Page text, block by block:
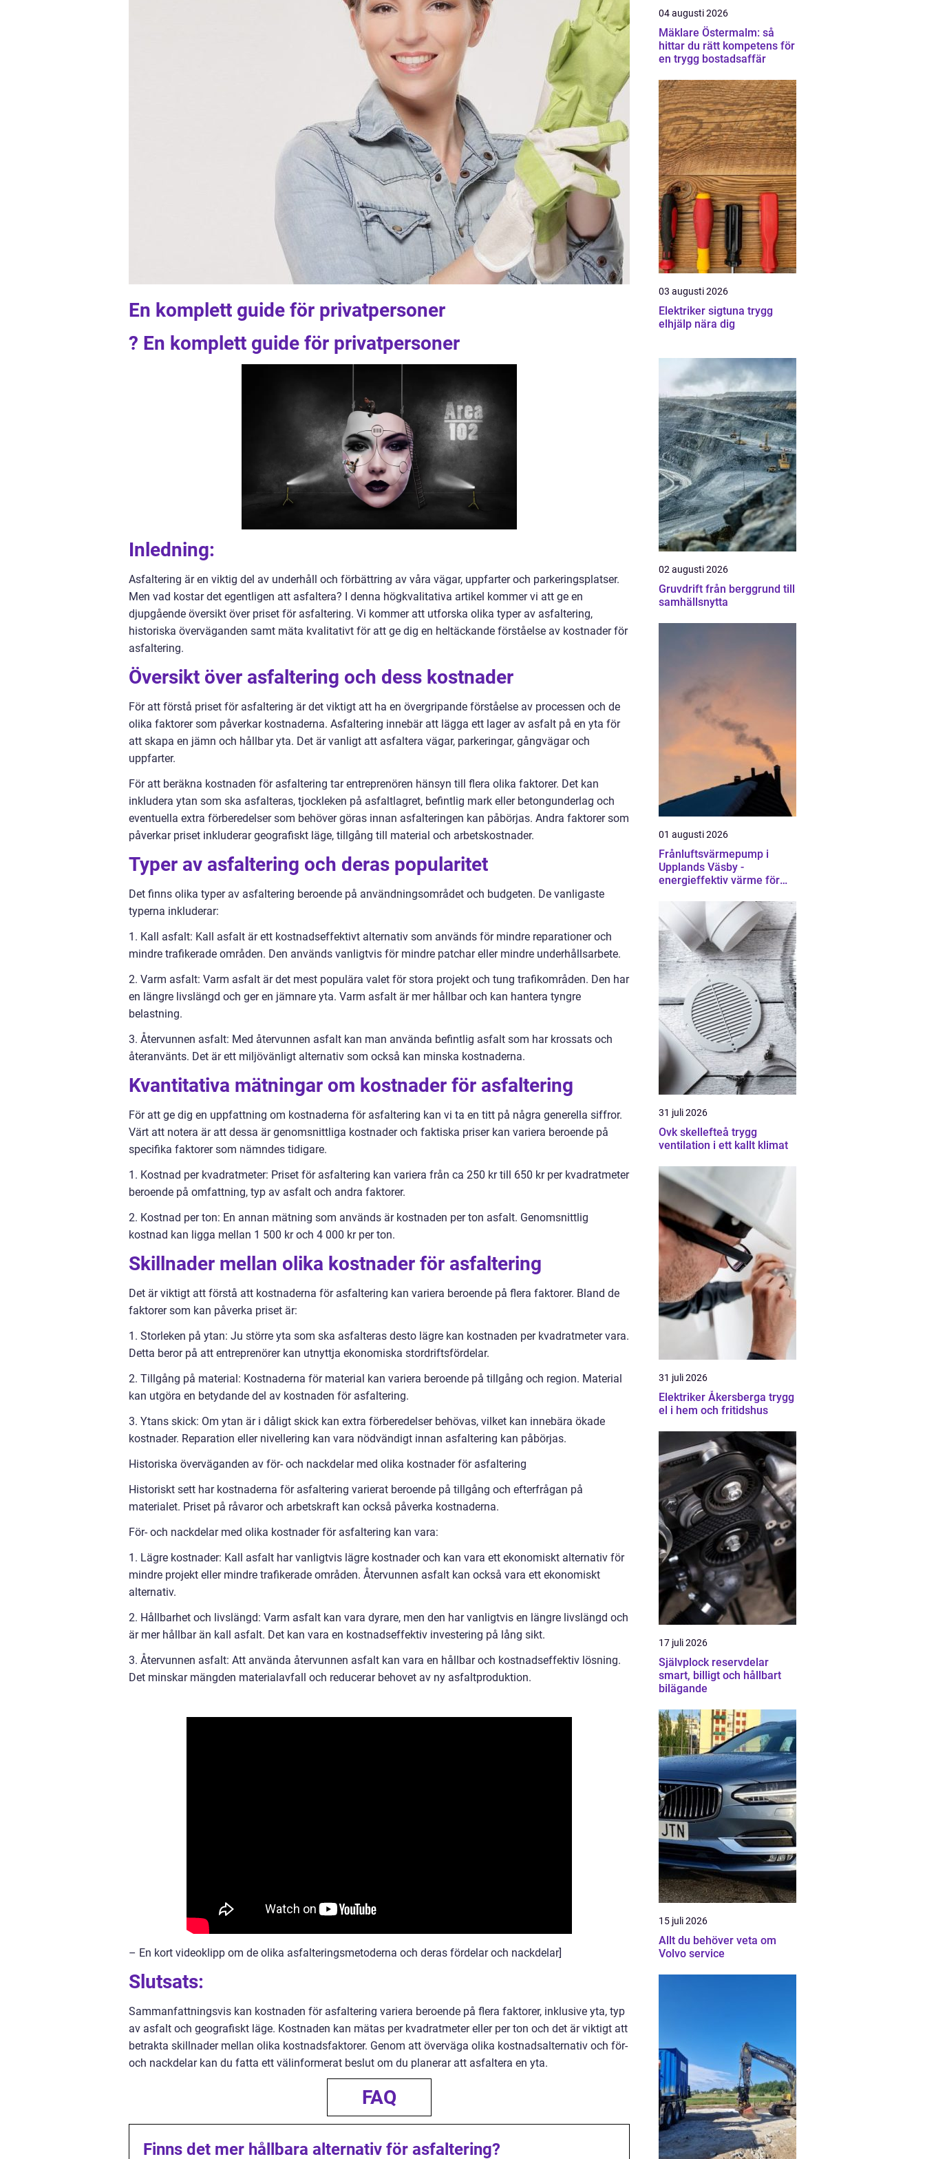
En komplett guide för privatpersoner
? En komplett guide för privatpersoner
Inledning:
Asfaltering är en viktig del av underhåll och förbättring av våra vägar, uppfarter och parkeringsplatser.
Men vad kostar det egentligen att asfaltera? I denna högkvalitativa artikel kommer vi att ge en
djupgående översikt över priset för asfaltering. Vi kommer att utforska olika typer av asfaltering,
historiska överväganden samt mäta kvalitativt för att ge dig en heltäckande förståelse av kostnader för
asfaltering.
Översikt över asfaltering och dess kostnader
För att förstå priset för asfaltering är det viktigt att ha en övergripande förståelse av processen och de
olika faktorer som påverkar kostnaderna. Asfaltering innebär att lägga ett lager av asfalt på en yta för
att skapa en jämn och hållbar yta. Det är vanligt att asfaltera vägar, parkeringar, gångvägar och
uppfarter.
För att beräkna kostnaden för asfaltering tar entreprenören hänsyn till flera olika faktorer. Det kan
inkludera ytan som ska asfalteras, tjockleken på asfaltlagret, befintlig mark eller betongunderlag och
eventuella extra förberedelser som behöver göras innan asfalteringen kan påbörjas. Andra faktorer som
påverkar priset inkluderar geografiskt läge, tillgång till material och arbetskostnader.
Typer av asfaltering och deras popularitet
Det finns olika typer av asfaltering beroende på användningsområdet och budgeten. De vanligaste
typerna inkluderar:
1. Kall asfalt: Kall asfalt är ett kostnadseffektivt alternativ som används för mindre reparationer och
mindre trafikerade områden. Den används vanligtvis för mindre patchar eller mindre underhållsarbete.
2. Varm asfalt: Varm asfalt är det mest populära valet för stora projekt och tung trafikområden. Den har
en längre livslängd och ger en jämnare yta. Varm asfalt är mer hållbar och kan hantera tyngre
belastning.
3. Återvunnen asfalt: Med återvunnen asfalt kan man använda befintlig asfalt som har krossats och
återanvänts. Det är ett miljövänligt alternativ som också kan minska kostnaderna.
Kvantitativa mätningar om kostnader för asfaltering
För att ge dig en uppfattning om kostnaderna för asfaltering kan vi ta en titt på några generella siffror.
Värt att notera är att dessa är genomsnittliga kostnader och faktiska priser kan variera beroende på
specifika faktorer som nämndes tidigare.
1. Kostnad per kvadratmeter: Priset för asfaltering kan variera från ca 250 kr till 650 kr per kvadratmeter
beroende på omfattning, typ av asfalt och andra faktorer.
2. Kostnad per ton: En annan mätning som används är kostnaden per ton asfalt. Genomsnittlig
kostnad kan ligga mellan 1 500 kr och 4 000 kr per ton.
Skillnader mellan olika kostnader för asfaltering
Det är viktigt att förstå att kostnaderna för asfaltering kan variera beroende på flera faktorer. Bland de
faktorer som kan påverka priset är:
1. Storleken på ytan: Ju större yta som ska asfalteras desto lägre kan kostnaden per kvadratmeter vara.
Detta beror på att entreprenörer kan utnyttja ekonomiska stordriftsfördelar.
2. Tillgång på material: Kostnaderna för material kan variera beroende på tillgång och region. Material
kan utgöra en betydande del av kostnaden för asfaltering.
3. Ytans skick: Om ytan är i dåligt skick kan extra förberedelser behövas, vilket kan innebära ökade
kostnader. Reparation eller nivellering kan vara nödvändigt innan asfaltering kan påbörjas.
Historiska överväganden av för- och nackdelar med olika kostnader för asfaltering
Historiskt sett har kostnaderna för asfaltering varierat beroende på tillgång och efterfrågan på
materialet. Priset på råvaror och arbetskraft kan också påverka kostnaderna.
För- och nackdelar med olika kostnader för asfaltering kan vara:
1. Lägre kostnader: Kall asfalt har vanligtvis lägre kostnader och kan vara ett ekonomiskt alternativ för
mindre projekt eller mindre trafikerade områden. Återvunnen asfalt kan också vara ett ekonomiskt
alternativ.
2. Hållbarhet och livslängd: Varm asfalt kan vara dyrare, men den har vanligtvis en längre livslängd och
är mer hållbar än kall asfalt. Det kan vara en kostnadseffektiv investering på lång sikt.
3. Återvunnen asfalt: Att använda återvunnen asfalt kan vara en hållbar och kostnadseffektiv lösning.
Det minskar mängden materialavfall och reducerar behovet av ny asfaltproduktion.
– En kort videoklipp om de olika asfalteringsmetoderna och deras fördelar och nackdelar]
Slutsats:
Sammanfattningsvis kan kostnaden för asfaltering variera beroende på flera faktorer, inklusive yta, typ
av asfalt och geografiskt läge. Kostnaden kan mätas per kvadratmeter eller per ton och det är viktigt att
betrakta skillnader mellan olika kostnadsfaktorer. Genom att överväga olika kostnadsalternativ och för-
och nackdelar kan du fatta ett välinformerat beslut om du planerar att asfaltera en yta.
FAQ
Finns det mer hållbara alternativ för asfaltering?
04 augusti 2026
Mäklare Östermalm: så
hittar du rätt kompetens för
en trygg bostadsaffär
03 augusti 2026
Elektriker sigtuna trygg
elhjälp nära dig
02 augusti 2026
Gruvdrift från berggrund till
samhällsnytta
01 augusti 2026
Frånluftsvärmepump i
Upplands Väsby -
energieffektiv värme för
31 juli 2026
Ovk skellefteå trygg
ventilation i ett kallt klimat
31 juli 2026
Elektriker Åkersberga trygg
el i hem och fritidshus
17 juli 2026
Självplock reservdelar
smart, billigt och hållbart
bilägande
15 juli 2026
Allt du behöver veta om
Volvo service